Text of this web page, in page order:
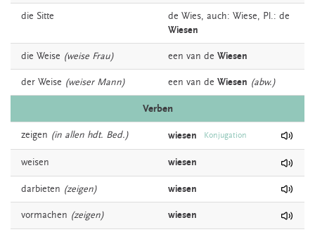
die Sitte de Wies, auch: Wiese, Pl.: de
Wiesen
die Weise (weise Frau) een van de Wiesen
der Weise (weiser Mann) een van de Wiesen (abw.)
Verben
zeigen (in allen hdt. Bed.) wiesen Konjugation
weisen wiesen
darbieten (zeigen) wiesen
vormachen (zeigen) wiesen